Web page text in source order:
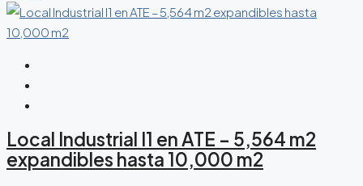
Local Industrial I1 en ATE – 5,564 m2
expandibles hasta 10,000 m2